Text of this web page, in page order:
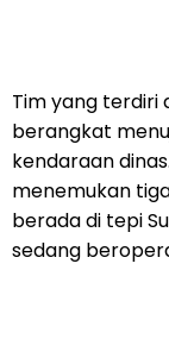
Tim yang terdiri
berangkat
kendaraan
menemukan
berada di tepi
sedang